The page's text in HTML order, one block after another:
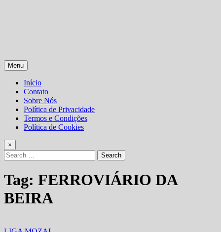
Menu
Início
Contato
Sobre Nós
Política de Privacidade
Termos e Condições
Política de Cookies
×
Search
for:
Tag: FERROVIÁRIO DA
BEIRA